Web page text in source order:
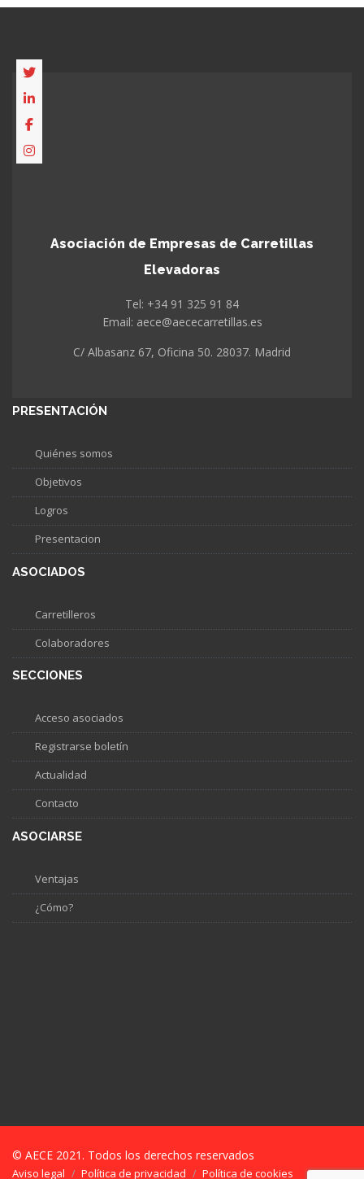
Asociación de Empresas de Carretillas
Elevadoras
Tel: +34 91 325 91 84
Email: aece@aececarretillas.es
C/ Albasanz 67, Oficina 50. 28037. Madrid
PRESENTACIÓN
Quiénes somos
Objetivos
Logros
Presentacion
ASOCIADOS
Carretilleros
Colaboradores
SECCIONES
Acceso asociados
Registrarse boletín
Actualidad
Contacto
ASOCIARSE
Ventajas
¿Cómo?
© AECE 2021. Todos los derechos reservados
Aviso legal Política de privacidad Política de cookies